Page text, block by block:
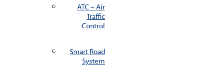
ATC – Air
Traffic
Control
Smart Road
System